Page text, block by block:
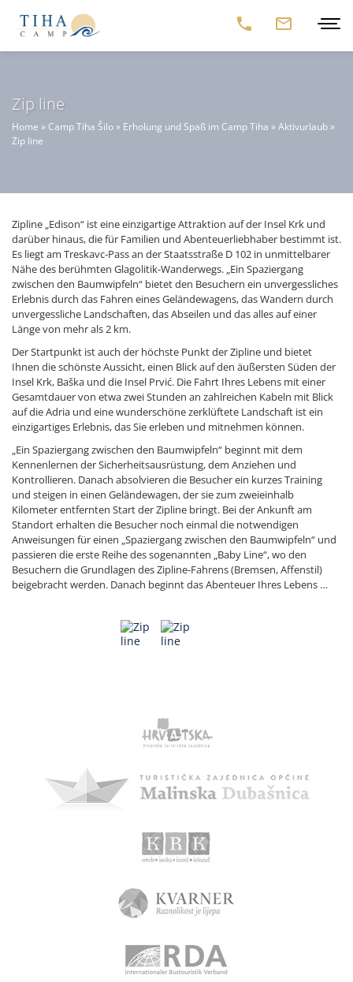
Zip line
Home » Camp Tiha Šilo » Erholung und Spaß im Camp Tiha »Aktivurlaub »
Zip line
Zipline „Edison“ ist eine einzigartige Attraktion auf der Insel Krk und
darüber hinaus, die für Familien und Abenteuerliebhaber bestimmt ist.
Es liegt am Treskavc-Pass an der Staatsstraße D 102 in unmittelbarer
Nähe des berühmten Glagolitik-Wanderwegs. „Ein Spaziergang
zwischen den Baumwipfeln“ bietet den Besuchern ein unvergessliches
Erlebnis durch das Fahren eines Geländewagens, das Wandern durch
unvergessliche Landschaften, das Abseilen und das alles auf einer
Länge von mehr als 2 km.
Der Startpunkt ist auch der höchste Punkt der Zipline und bietet
Ihnen die schönste Aussicht, einen Blick auf den äußersten Süden der
Insel Krk, Baška und die Insel Prvić. Die Fahrt Ihres Lebens mit einer
Gesamtdauer von etwa zwei Stunden an zahlreichen Kabeln mit Blick
auf die Adria und eine wunderschöne zerklüftete Landschaft ist ein
einzigartiges Erlebnis, das Sie erleben und mitnehmen können.
„Ein Spaziergang zwischen den Baumwipfeln“ beginnt mit dem
Kennenlernen der Sicherheitsausrüstung, dem Anziehen und
Kontrollieren. Danach absolvieren die Besucher ein kurzes Training
und steigen in einen Geländewagen, der sie zum zweieinhalb
Kilometer entfernten Start der Zipline bringt. Bei der Ankunft am
Standort erhalten die Besucher noch einmal die notwendigen
Anweisungen für einen „Spaziergang zwischen den Baumwipfeln“ und
passieren die erste Reihe des sogenannten „Baby Line“, wo den
Besuchern die Grundlagen des Zipline-Fahrens (Bremsen, Affenstil)
beigebracht werden. Danach beginnt das Abenteuer Ihres Lebens …